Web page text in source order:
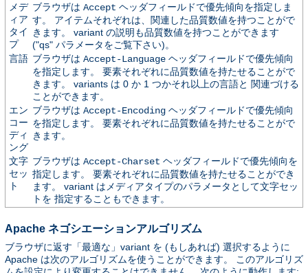
メデ
ィア
タイ
プ
ブラウザは Accept ヘッダフィールドで優先傾向を指定しま
す。 アイテムそれぞれは、関連した品質数値を持つことがで
きます。 variant の説明も品質数値を持つことができます
("qs" パラメータをご覧下さい)。
言語 ブラウザは Accept-Languageヘッダフィールドで優先傾向
を指定します。 要素それぞれに品質数値を持たせることがで
きます。 variants は 0 か 1 つかそれ以上の言語と 関連づける
ことができます。
エン
コー
ディ
ング
ブラウザは Accept-Encodingヘッダフィールドで優先傾向
を指定します。 要素それぞれに品質数値を持たせることがで
きます。
文字
セッ
ト
ブラウザは Accept-Charset ヘッダフィールドで優先傾向を
指定します。 要素それぞれに品質数値を持たせることができ
ます。 variant はメディアタイプのパラメータとして文字セッ
トを 指定することもできます。
Apache ネゴシエーションアルゴリズム
ブラウザに返す「最適な」variant を (もしあれば) 選択するように
Apache は次のアルゴリズムを使うことができます。 このアルゴリズ